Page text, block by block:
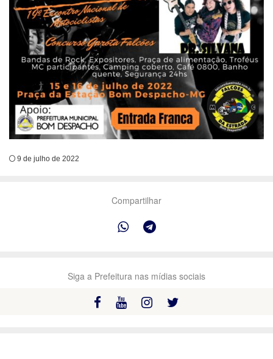
9 de julho de 2022
Compartilhar
Siga a Prefeitura nas mídias sociais